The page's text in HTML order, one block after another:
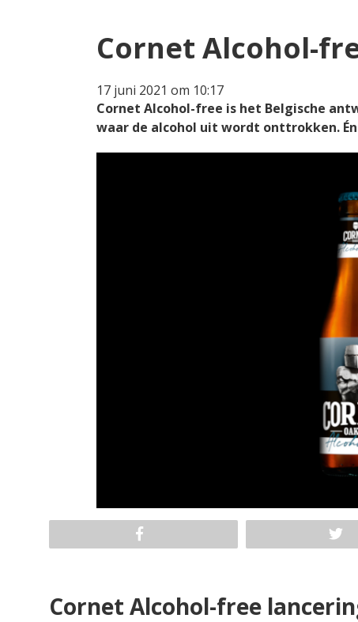
Cornet Alcohol-
17 juni 2021 om 10:17
Cornet Alcohol-free is het Belgische
waar de alcohol uit wordt onttrokken.
Cornet Alcohol-free